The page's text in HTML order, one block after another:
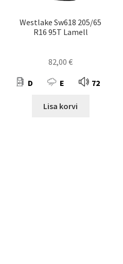
Westlake Sw618 205/65
R16 95T Lamell
82,00€
D E 72
Lisa korvi